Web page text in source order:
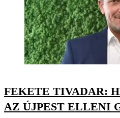
FEKETE TIVADAR:
AZ ÚJPEST ELLENI